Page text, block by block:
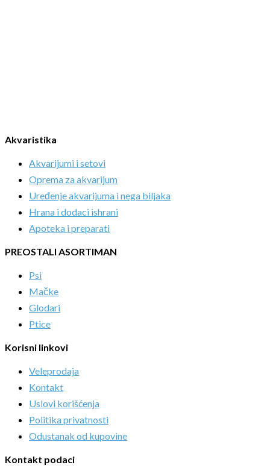
Akvaristika
Akvarijumi i setovi
Oprema za akvarijum
Uređenje akvarijuma i nega biljaka
Hrana i dodaci ishrani
Apoteka i preparati
PREOSTALI ASORTIMAN
Psi
Mačke
Glodari
Ptice
Korisni linkovi
Veleprodaja
Kontakt
Uslovi korišćenja
Politika privatnosti
Odustanak od kupovine
Kontakt podaci